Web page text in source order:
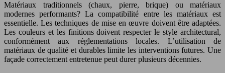
Matériaux traditionnels (chaux, pierre, brique) ou matériaux
modernes performants? La compatibilité entre les matériaux est
essentielle. Les techniques de mise en œuvre doivent être adaptées.
Les couleurs et les finitions doivent respecter le style architectural,
conformément aux réglementations locales. L’utilisation de
matériaux de qualité et durables limite les interventions futures. Une
façade correctement entretenue peut durer plusieurs décennies.